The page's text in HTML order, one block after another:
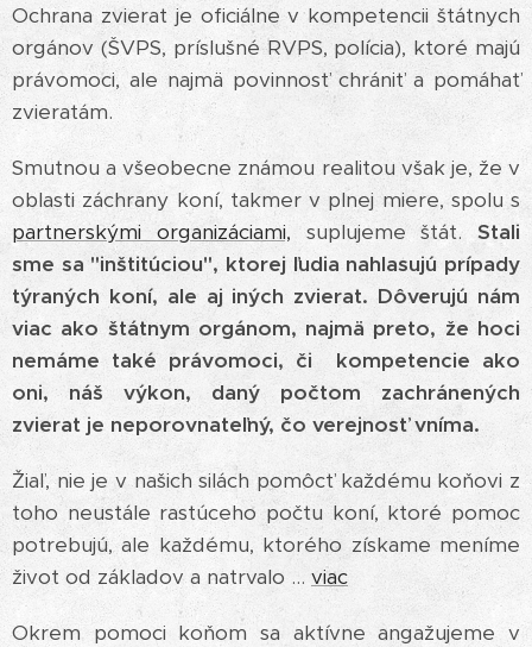
Ochrana zvierat je oficiálne v kompetencii štátnych
orgánov (ŠVPS, príslušné RVPS, polícia), ktoré majú
právomoci, ale najmä povinnosť chrániť a pomáhať
zvieratám.
Smutnou a všeobecne známou realitou však je, že v
oblasti záchrany koní, takmer v plnej miere, spolu s
partnerskými organizáciami, suplujeme štát. Stali
sme sa "inštitúciou", ktorej ľudia nahlasujú prípady
týraných koní, ale aj iných zvierat. Dôverujú nám
viac ako štátnym orgánom, najmä preto, že hoci
nemáme také právomoci, či kompetencie ako
oni, náš výkon, daný počtom zachránených
zvierat je neporovnateľný, čo verejnosť vníma.
Žiaľ, nie je v našich silách pomôcť každému koňovi z
toho neustále rastúceho počtu koní, ktoré pomoc
potrebujú, ale každému, ktorého získame meníme
život od základov a natrvalo ... viac
Okrem pomoci koňom sa aktívne angažujeme v